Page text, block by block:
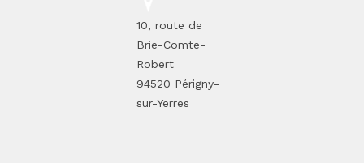
10, route de
Brie-Comte-
Robert
94520 Périgny-
sur-Yerres